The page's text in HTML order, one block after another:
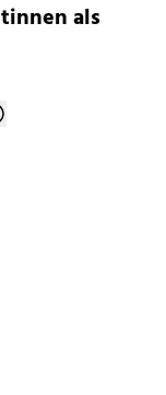
als